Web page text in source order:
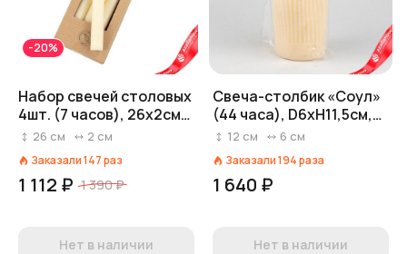
-20%
Набор свечей столовых
4шт. (7 часов), 26х2см,
айвори
26 см 2 см
Заказали147раз
1 112 ₽ 1 390 ₽
Нет в наличии
Свеча-столбик «Соул»
(44 часа), D6xH11,5см,
айвори
12 см 6 см
Заказали194раза
1 640 ₽
Нет в наличии